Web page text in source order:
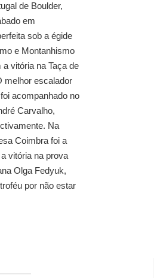
de Boulder,
em
sob a égide
e Montanhismo
vitória na Taça de
melhor escalador
acompanhado no
Carvalho,
Na
Coimbra foi a
vitória na prova
Olga Fedyuk,
por não estar